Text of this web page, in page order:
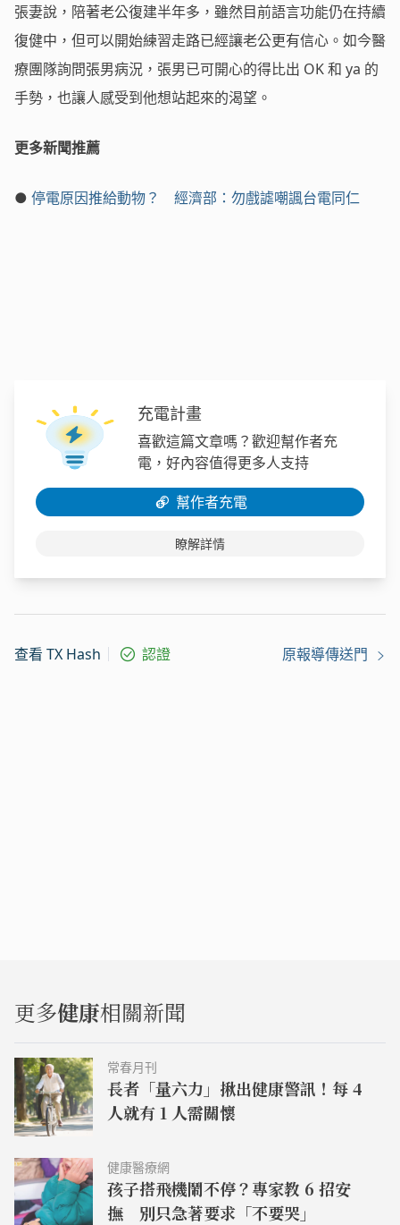
張妻說，陪著老公復建半年多，雖然目前語言功能仍在持續
復健中，但可以開始練習走路已經讓老公更有信心。如今醫
療團隊詢問張男病況，張男已可開心的得比出 OK 和 ya 的
手勢，也讓人感受到他想站起來的渴望。
更多新聞推薦
● 停電原因推給動物？ 經濟部：勿戲謔嘲諷台電同仁
充電計畫
喜歡這篇文章嗎？歡迎幫作者充
電，好內容值得更多人支持
幫作者充電
瞭解詳情
查看 TX Hash 認證 原報導傳送門
更多健康相關新聞
常春月刊
長者「量六力」揪出健康警訊！每 4
人就有 1 人需關懷
健康醫療網
孩子搭飛機鬧不停？專家教 6 招安
撫 別只急著要求「不要哭」